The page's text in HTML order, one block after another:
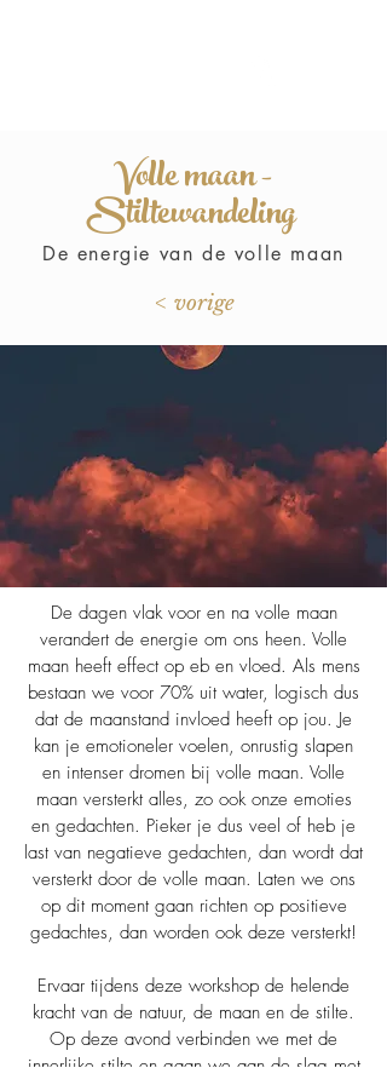
Volle maan -
Stiltewandeling
De energie van de volle maan
< vorige
De dagen vlak voor en na volle maan
verandert de energie om ons heen. Volle
maan heeft effect op eb en vloed. Als mens
bestaan we voor 70% uit water, logisch dus
dat de maanstand invloed heeft op jou. Je
kan je emotioneler voelen, onrustig slapen
en intenser dromen bij volle maan. Volle
maan versterkt alles, zo ook onze emoties
en gedachten. Pieker je dus veel of heb je
last van negatieve gedachten, dan wordt dat
versterkt door de volle maan. Laten we ons
op dit moment gaan richten op positieve
gedachtes, dan worden ook deze versterkt!
Ervaar tijdens deze workshop de helende
kracht van de natuur, de maan en de stilte.
Op deze avond verbinden we met de
innerlijke stilte en gaan we aan de slag met